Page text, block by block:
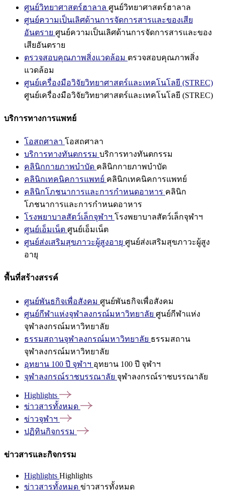
ศูนย์วิทยาศาสตร์ฮาลาล ศูนย์วิทยาศาสตร์ฮาลาล
ศูนย์ความเป็นเลิศด้านการจัดการสารและของเสีย
อันตราย ศูนย์ความเป็นเลิศด้านการจัดการสารและของ
เสียอันตราย
ตรวจสอบคุณภาพสิ่งแวดล้อม ตรวจสอบคุณภาพสิ่ง
แวดล้อม
ศูนย์เครื่องมือวิจัยวิทยาศาสตร์และเทคโนโลยี (STREC)
ศูนย์เครื่องมือวิจัยวิทยาศาสตร์และเทคโนโลยี (STREC)
บริการทางการแพทย์
โอสถศาลา โอสถศาลา
บริการทางทันตกรรม บริการทางทันตกรรม
คลินิกกายภาพบำบัด คลินิกกายภาพบำบัด
คลินิกเทคนิคการแพทย์ คลินิกเทคนิคการแพทย์
คลินิกโภชนาการและการกำหนดอาหาร คลินิก
โภชนาการและการกำหนดอาหาร
โรงพยาบาลสัตว์เล็กจุฬาฯ โรงพยาบาลสัตว์เล็กจุฬาฯ
ศูนย์เอ็มเน็ต ศูนย์เอ็มเน็ต
ศูนย์ส่งเสริมสุขภาวะผู้สูงอายุ ศูนย์ส่งเสริมสุขภาวะผู้สูง
อายุ
พื้นที่สร้างสรรค์
ศูนย์พันธกิจเพื่อสังคม ศูนย์พันธกิจเพื่อสังคม
ศูนย์กีฬาแห่งจุฬาลงกรณ์มหาวิทยาลัย ศูนย์กีฬาแห่ง
จุฬาลงกรณ์มหาวิทยาลัย
ธรรมสถานจุฬาลงกรณ์มหาวิทยาลัย ธรรมสถาน
จุฬาลงกรณ์มหาวิทยาลัย
อุทยาน 100 ปี จุฬาฯ อุทยาน 100 ปี จุฬาฯ
จุฬาลงกรณ์ราชบรรณาลัย จุฬาลงกรณ์ราชบรรณาลัย
Highlights
ข่าวสารทั้งหมด
ข่าวจุฬาฯ
ปฏิทินกิจกรรม
ข่าวสารและกิจกรรม
Highlights Highlights
ข่าวสารทั้งหมด ข่าวสารทั้งหมด